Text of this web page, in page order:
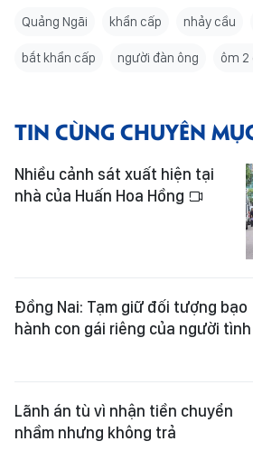
Quảng Ngãi khẩn cấp nhảy cầu
bắt khẩn cấp người đàn ông ôm 2
TIN CÙNG CHUYÊN
Nhiều cảnh sát xuất hiện tại
nhà của Huấn Hoa Hồng
Đồng Nai: Tạm giữ đối tượng bạo
hành con gái riêng của người tình
Lãnh án tù vì nhận tiền chuyển
nhầm nhưng không trả